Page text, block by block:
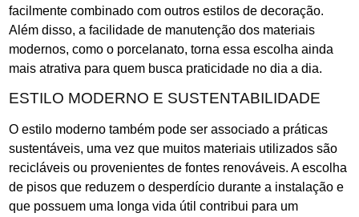
facilmente combinado com outros estilos de decoração.
Além disso, a facilidade de manutenção dos materiais
modernos, como o porcelanato, torna essa escolha ainda
mais atrativa para quem busca praticidade no dia a dia.
ESTILO MODERNO E SUSTENTABILIDADE
O estilo moderno também pode ser associado a práticas
sustentáveis, uma vez que muitos materiais utilizados são
recicláveis ou provenientes de fontes renováveis. A escolha
de pisos que reduzem o desperdício durante a instalação e
que possuem uma longa vida útil contribui para um